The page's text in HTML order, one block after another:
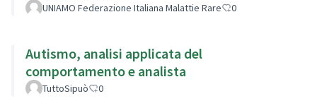
UNIAMO Federazione Italiana Malattie Rare 0
Autismo, analisi applicata del
comportamento e analista
TuttoSipuò 0